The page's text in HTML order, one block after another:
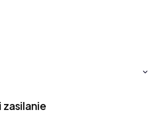
zasilanie